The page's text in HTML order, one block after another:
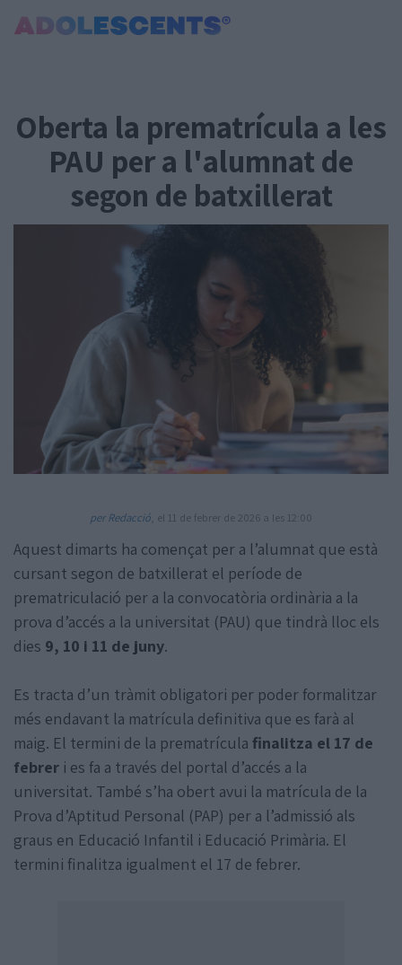
Estudis
Curiositats i Tendències
Cultura
Mitjà associat
Amb la col·laboració de:
Oberta la prematrícula a les
PAU per a l'alumnat de
segon de batxillerat
per Redacció , el 11 de febrer de 2026 a les 12:00
Aquest dimarts ha començat per a l’alumnat que està
cursant segon de batxillerat el període de
prematriculació per a la convocatòria ordinària a la
prova d’accés a la universitat (PAU) que tindrà lloc els
dies 9, 10 i 11 de juny.
Es tracta d’un tràmit obligatori per poder formalitzar
més endavant la matrícula definitiva que es farà al
maig. El termini de la prematrícula finalitza el 17 de
febrer i es fa a través del portal d’accés a la
universitat. També s’ha obert avui la matrícula de la
Prova d’Aptitud Personal (PAP) per a l’admissió als
graus en Educació Infantil i Educació Primària. El
termini finalitza igualment el 17 de febrer.